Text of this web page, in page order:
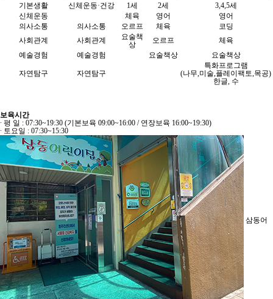
기본생활
신체운동·건강 1세 2세
3,4,5세
신체운동
체육 영어
영어
의사소통
의사소통 오르프 체육
코딩
사회관계
사회관계
요술책
상
오르프
체육
예술경험
예술경험 요술책상 요술책상
자연탐구 자연탐구
특화프로그램
(나무,미술,플레이팩토,목공)
한글, 수
보육시간
∙ 평 일 : 07:30~19:30 (기본보육 09:00~16:00 / 연장보육 16:00~19:30)
∙ 토요일 : 07:30~15:30
삼동어